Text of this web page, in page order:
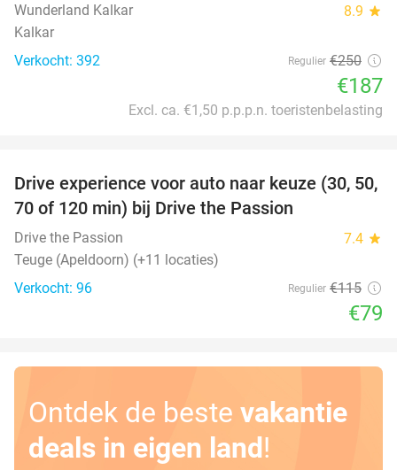
Wunderland Kalkar 8.9 star
Kalkar
Verkocht: 392
Regulier €250
€187
Excl. ca. €1,50 p.p.p.n. toeristenbelasting
31%
Drive experience voor auto naar keuze (30, 50,
70 of 120 min) bij Drive the Passion
Drive the Passion 7.4 star
Teuge (Apeldoorn) (+11 locaties)
Verkocht: 96
Regulier €115
€79
Ontdek de beste vakantie
deals in eigen land!